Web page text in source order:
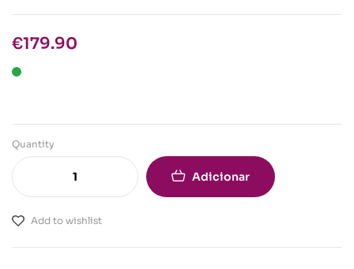
€179.90
Quantity
Adicionar
Add to wishlist